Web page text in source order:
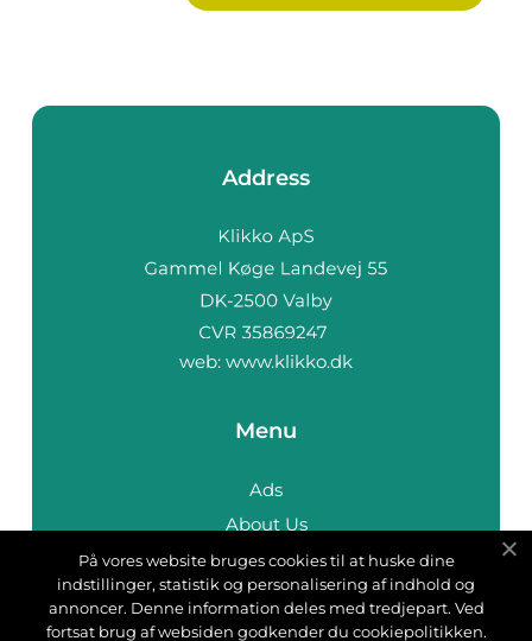
Address
web: www.klikko.dk
Menu
Ads
About Us
Cookies
Contact
Sitemap
På vores website bruges cookies til at huske dine
indstillinger, statistik og personalisering af indhold og
annoncer. Denne information deles med tredjepart. Ved
fortsat brug af websiden godkender du cookiepolitikken.